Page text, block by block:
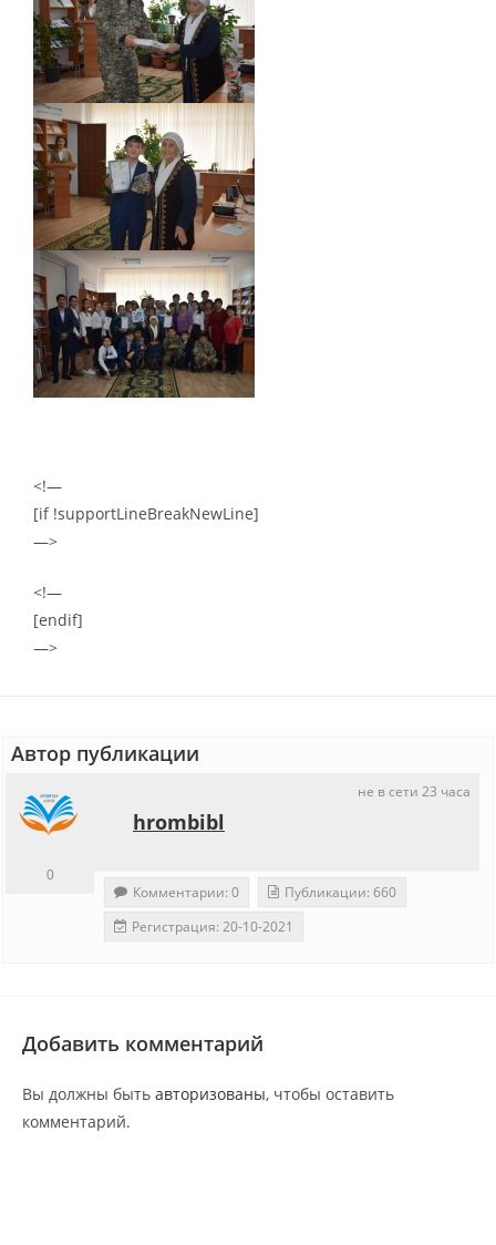
<!—
[if !supportLineBreakNewLine]
—>
<!—
[endif]
—>
Автор публикации
не в сети 23 часа
hrombibl
0
Комментарии: 0
Публикации: 660
Регистрация: 20-10-2021
Добавить комментарий
Вы должны быть авторизованы, чтобы оставить
комментарий.